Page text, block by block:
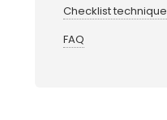
Checklist technique
FAQ